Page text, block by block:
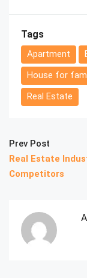
Tags
Apartment
House for
Real Estate
Prev Post
Real Estate
Competitors